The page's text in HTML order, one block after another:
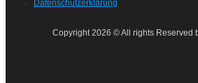
Datenschutzerklärung
Copyright 2026 © All rights Reserved